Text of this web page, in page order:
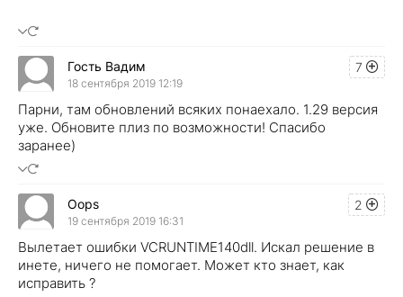
7
Гость Вадим
18 сентября 2019 12:19
Парни, там обновлений всяких понаехало. 1.29 версия
уже. Обновите плиз по возможности! Спасибо
заранее)
2
Oops
19 сентября 2019 16:31
Вылетает ошибки VCRUNTIME140dll. Искал решение в
инете, ничего не помогает. Может кто знает, как
исправить ?